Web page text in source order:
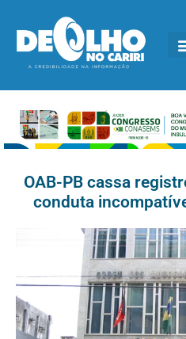
OAB-PB cassa
conduta